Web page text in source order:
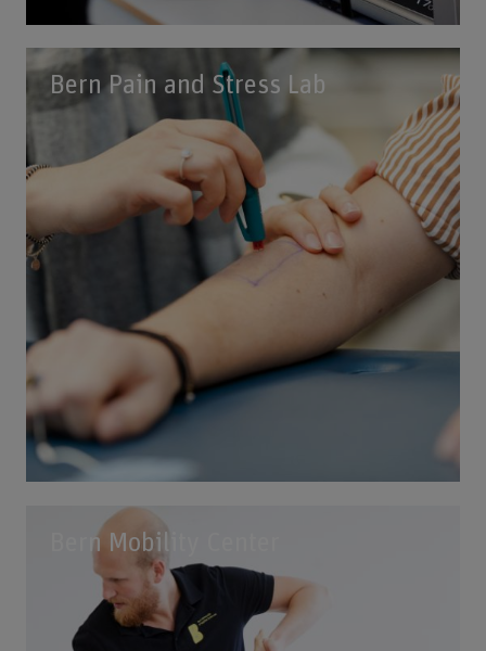
Bern Pain and Stress Lab
Bern Mobility Center